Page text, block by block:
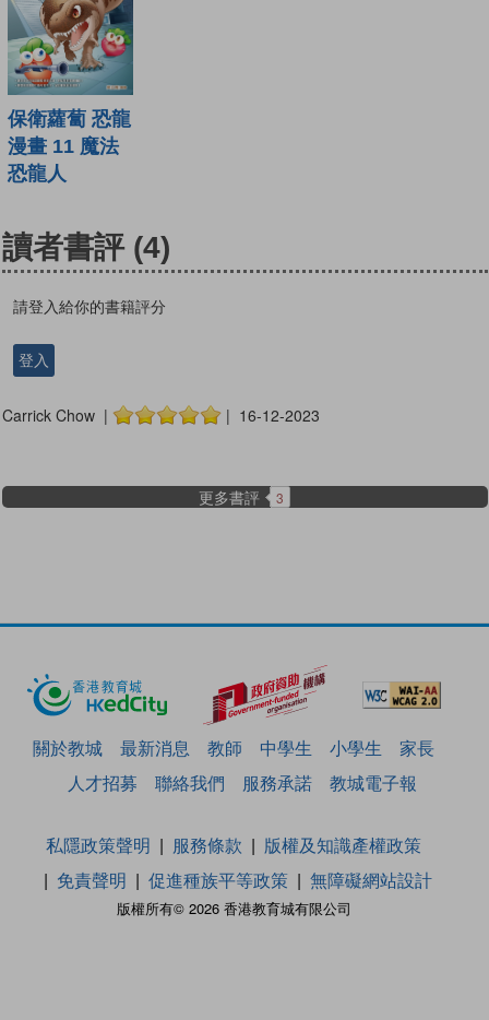
保衛蘿蔔 恐龍
漫畫 11 魔法
恐龍人
讀者書評 (4)
請登入給你的書籍評分
登入
Carrick Chow | | 16-12-2023
更多書評 3
關於教城 最新消息 教師 中學生 小學生
家長
人才招募
聯絡我們 服務承諾 教城電子報
版權所有© 2026 香港教育城有限公司
私隱政策聲明 服務條款
版權及知識產權政策
免責聲明
促進種族平等政策 無障礙網站設計